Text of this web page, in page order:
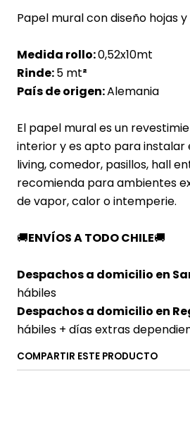
Papel mural con diseño hojas
Medida rollo:0,52x10mt
Rinde:5 mt²
País de origen:Alemania
El papel mural es un
interior y es apto para instalar
living, comedor, pasillos, hall
recomienda para ambientes
de vapor, calor o intemperie.
🚚ENVÍOS A TODO CHILE🚚
Despachos a domicilio en
hábiles
Despachos a domicilio en
hábiles + días extras
COMPARTIR ESTE PRODUCTO